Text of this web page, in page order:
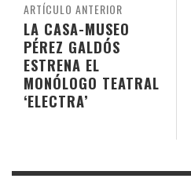
ARTÍCULO ANTERIOR
LA CASA-MUSEO
PÉREZ GALDÓS
ESTRENA EL
MONÓLOGO TEATRAL
‘ELECTRA’